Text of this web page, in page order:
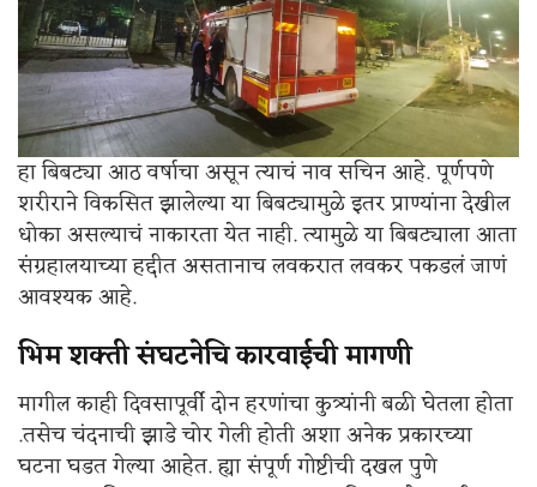
हा बिबट्या आठ वर्षाचा असून त्याचं नाव सचिन आहे. पूर्णपणे
शरीराने विकसित झालेल्या या बिबट्यामुळे इतर प्राण्यांना देखील
धोका असल्याचं नाकारता येत नाही. त्यामुळे या बिबट्याला आता
संग्रहालयाच्या हद्दीत असतानाच लवकरात लवकर पकडलं जाणं
आवश्यक आहे.
भिम शक्ती संघटनेचि कारवाईची मागणी
मागील काही दिवसापूर्वी दोन हरणांचा कुत्र्यांनी बळी घेतला होता
.तसेच चंदनाची झाडे चोर गेली होती अशा अनेक प्रकारच्या
घटना घडत गेल्या आहेत. ह्या संपूर्ण गोष्टीची दखल पुणे